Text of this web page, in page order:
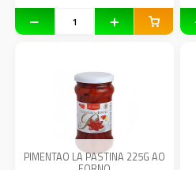
PIMENTAO LA PASTINA 225G AO